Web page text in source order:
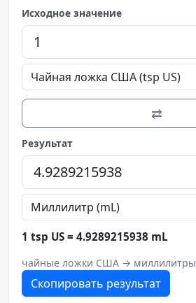
Исходное значение
⇄
Результат
1 tsp US = 4.9289215938 mL
чайные ложки США → миллилитры
Скопировать результат